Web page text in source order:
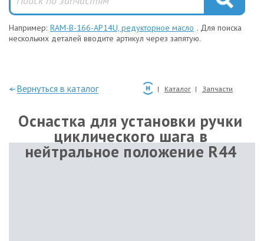
Например: RAM-B-166-AP14U, редукторное масло . Для поиска
нескольких деталей вводите артикул через запятую.
—Вернуться в каталог Каталог Запчасти
Оснастка для установки ручки
циклического шага в
нейтральное положение R44